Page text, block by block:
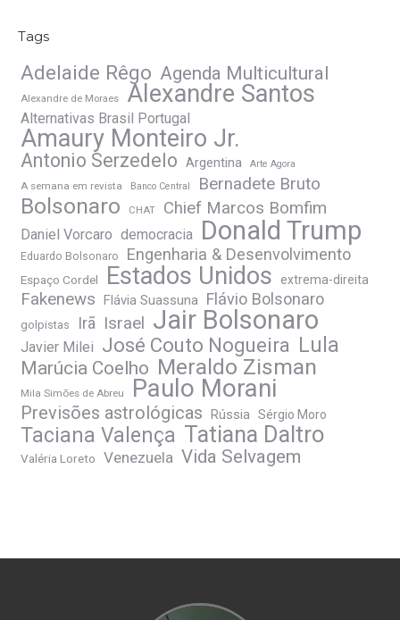
Tags
Adelaide Rêgo Agenda Multicultural
Alexandre de Moraes Alexandre Santos
Alternativas Brasil Portugal
Amaury Monteiro Jr.
Antonio Serzedelo Argentina Arte Agora
A semana em revista Banco Central Bernadete Bruto
Bolsonaro CHAT Chief Marcos Bomfim
Daniel Vorcaro democracia Donald Trump
Eduardo Bolsonaro Engenharia & Desenvolvimento
Espaço Cordel Estados Unidos extrema-direita
Fakenews Flávia Suassuna Flávio Bolsonaro
golpistas Irã Israel Jair Bolsonaro
Javier Milei José Couto Nogueira Lula
Marúcia Coelho Meraldo Zisman
Mila Simões de Abreu Paulo Morani
Previsões astrológicas Rússia Sérgio Moro
Taciana Valença Tatiana Daltro
Valéria Loreto Venezuela Vida Selvagem